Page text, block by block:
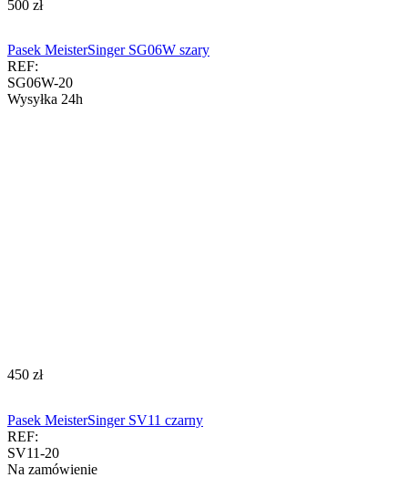
‍500‍ zł
Pasek MeisterSinger SG06W szary
REF:
SG06W-20
Wysyłka 24h
‍450‍ zł
Pasek MeisterSinger SV11 czarny
REF:
SV11-20
Na zamówienie